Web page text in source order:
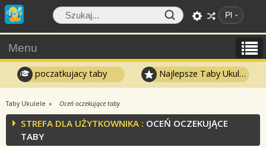
Pl
Menu
poczatkujacy taby Najlepsze Taby Ukulele
Taby Ukulele Oceń oczekujące taby
STREFA DLA UŻYTKOWNIKA : OCEŃ OCZEKUJĄCE
TABY